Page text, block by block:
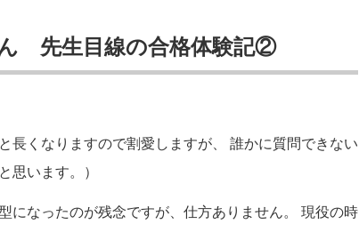
先生目線の合格体験記②
長くなりますので割愛しますが、 誰かに質問できない
思います。）
になったのが残念ですが、仕方ありません。 現役の時